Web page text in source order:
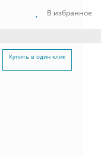
В избранное
Купить в один клик